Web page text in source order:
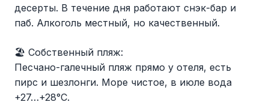
десерты. В течение дня работают снэк-бар и
паб. Алкоголь местный, но качественный.
🏖 Собственный пляж:
Песчано-галечный пляж прямо у отеля, есть
пирс и шезлонги. Море чистое, в июле вода
+27…+28°C.